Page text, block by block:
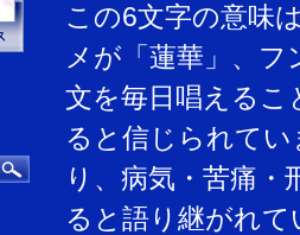
この6文字の意味
メが「蓮華」、
文を毎日唱えるこ
ると信じられて
り、病気・苦痛
ると語り継がれて